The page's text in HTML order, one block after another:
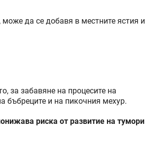
може да се добавя в местните ястия и
за забавяне на процесите на
бъбреците и на пикочния мехур.
риска от развитие на тумори